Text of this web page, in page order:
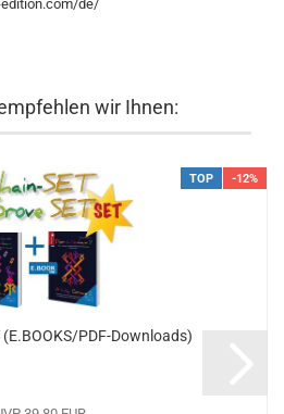
de/
wir Ihnen:
TOP -12%
(E.BOOKS/PDF-Downloads)